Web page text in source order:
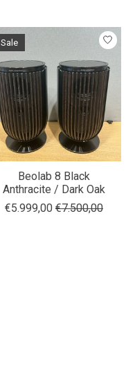
Sale
Beolab 8 Black
Anthracite / Dark Oak
€5.999,00 €7.500,00